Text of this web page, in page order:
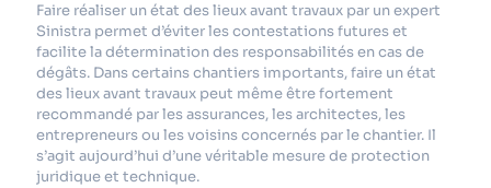
Faire réaliser un état des lieux avant travaux par un expert
Sinistra permet d’éviter les contestations futures et
facilite la détermination des responsabilités en cas de
dégâts. Dans certains chantiers importants, faire un état
des lieux avant travaux peut même être fortement
recommandé par les assurances, les architectes, les
entrepreneurs ou les voisins concernés par le chantier. Il
s’agit aujourd’hui d’une véritable mesure de protection
juridique et technique.